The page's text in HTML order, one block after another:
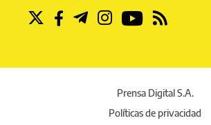
Prensa Digital S.A.
Políticas de privacidad